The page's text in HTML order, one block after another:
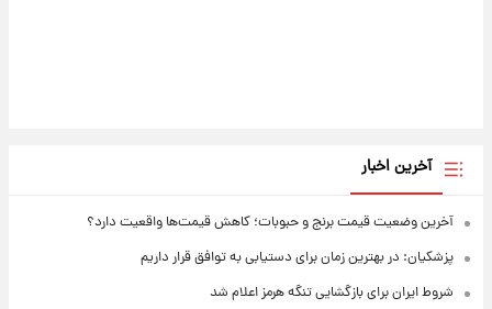
آخرین اخبار
آخرین وضعیت قیمت برنج و حبوبات؛ کاهش قیمت‌ها واقعیت دارد؟
پزشکیان: در بهترین زمان برای دستیابی به توافق قرار داریم
شروط ایران برای بازگشایی تنگه هرمز اعلام شد